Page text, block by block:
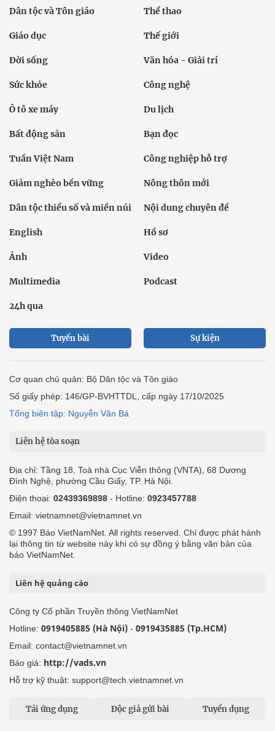
Dân tộc và Tôn giáo Thể thao
Giáo dục Thế giới
Đời sống Văn hóa - Giải trí
Sức khỏe Công nghệ
Ô tô xe máy Du lịch
Bất động sản Bạn đọc
Tuần Việt Nam Công nghiệp hỗ trợ
Giảm nghèo bền vững Nông thôn mới
Dân tộc thiểu số và miền núi Nội dung chuyên đề
English Hồ sơ
Ảnh Video
Multimedia Podcast
24h qua
Tuyến bài Sự kiện
Cơ quan chủ quản: Bộ Dân tộc và Tôn giáo
Số giấy phép: 146/GP-BVHTTDL, cấp ngày 17/10/2025
Tổng biên tập: Nguyễn Văn Bá
Liên hệ tòa soạn
Địa chỉ: Tầng 18, Toà nhà Cục Viễn thông (VNTA), 68 Dương
Đình Nghệ, phường Cầu Giấy, TP. Hà Nội.
Điện thoại: 02439369898 - Hotline: 0923457788
Email: vietnamnet@vietnamnet.vn
© 1997 Báo VietNamNet. All rights reserved. Chỉ được phát hành
lại thông tin từ website này khi có sự đồng ý bằng văn bản của
báo VietNamNet.
Liên hệ quảng cáo
Công ty Cổ phần Truyền thông VietNamNet
Hotline: 0919405885 (Hà Nội) - 0919435885 (Tp.HCM)
Email: contact@vietnamnet.vn
Báo giá: http://vads.vn
Hỗ trợ kỹ thuật: support@tech.vietnamnet.vn
Tải ứng dụng Độc giả gửi bài Tuyển dụng